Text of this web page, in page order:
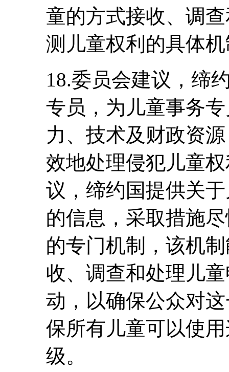
童的方式接收、调
测儿童权利的具体
18.委员会建议，缔
专员，为儿童事务
力、技术及财政资
效地处理侵犯儿童
议，缔约国提供关
的信息，采取措施
的专门机制，该机
收、调查和处理儿
动，以确保公众对
保所有儿童可以使
级。